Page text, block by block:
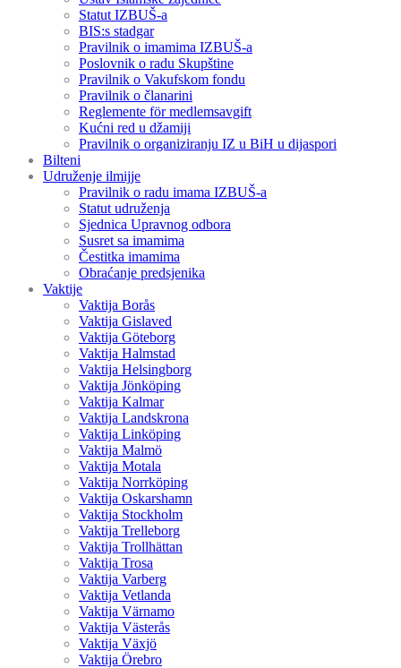
Statut IZBUŠ-a
BIS:s stadgar
Pravilnik o imamima IZBUŠ-a
Poslovnik o radu Skupštine
Pravilnik o Vakufskom fondu
Pravilnik o članarini
Reglemente för medlemsavgift
Kućni red u džamiji
Pravilnik o organiziranju IZ u BiH u dijaspori
Bilteni
Udruženje ilmijje
Pravilnik o radu imama IZBUŠ-a
Statut udruženja
Sjednica Upravnog odbora
Susret sa imamima
Čestitka imamima
Obraćanje predsjenika
Vaktije
Vaktija Borås
Vaktija Gislaved
Vaktija Göteborg
Vaktija Halmstad
Vaktija Helsingborg
Vaktija Jönköping
Vaktija Kalmar
Vaktija Landskrona
Vaktija Linköping
Vaktija Malmö
Vaktija Motala
Vaktija Norrköping
Vaktija Oskarshamn
Vaktija Stockholm
Vaktija Trelleborg
Vaktija Trollhättan
Vaktija Trosa
Vaktija Varberg
Vaktija Vetlanda
Vaktija Värnamo
Vaktija Västerås
Vaktija Växjö
Vaktija Örebro